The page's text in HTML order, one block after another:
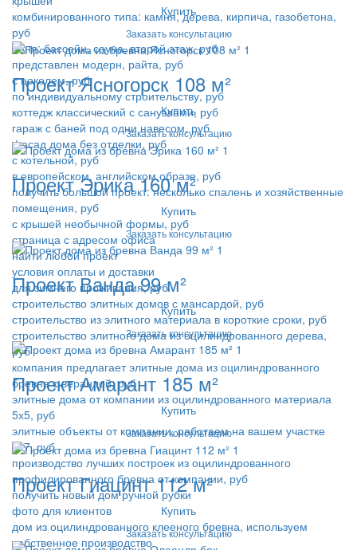
комбинированного типа: камня, дерева, кирпича, газобетона,
руб
баня: бассейн, сауна, второй этаж, руб
представлен модерн, райта, руб
с цоколем, руб
по индивидуальному строительству, руб
коттедж классический с санузлами, руб
гараж с баней под одни навесом, руб
фасад дома без отделки, руб
с котельной, руб
в европейском, английском образе, руб
получить большой проект: несколько спалень и хозяйственные
помещения, руб
с крышей необычной формы, руб
страница с адресом офиса
найти любой проект
условия оплаты и доставки
для зимнего проживания, руб
строительство элитных домов с мансардой, руб
строительство из элитного материала в короткие сроки, руб
строительство элитного дома из оцилиндрованного дерева,
руб
компания предлагает элитные дома из оцилиндрованного
бревна с верандой, руб
элитные дома от компании из оцилиндрованного материала
5х5, руб
элитные объекты от компании, работаем на вашем участке
7х7, руб
производство лучших построек из оцилиндрованного
профилированного бревна от компании, руб
получить новый дом ручной рубки
фото для клиентов
дом из оцилиндрованного клееного бревна, используем
собственное производство
Купить
Заказать консультацию
Проект Ясногорск 108 м²
Купить
Заказать консультацию
Проект Эрика 160 м²
Купить
Заказать консультацию
Проект Ванда 99 м²
Купить
Заказать консультацию
Проект Амарант 185 м²
Купить
Заказать консультацию
Проект Гиацинт 112 м²
Купить
Заказать консультацию